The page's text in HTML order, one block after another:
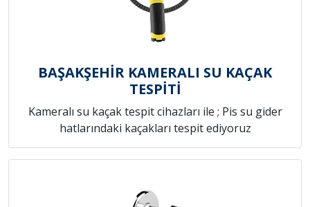
BAŞAKŞEHİR KAMERALI SU KAÇAK
TESPİTİ
Kameralı su kaçak tespit cihazları ile ; Pis su gider
hatlarındaki kaçakları tespit ediyoruz